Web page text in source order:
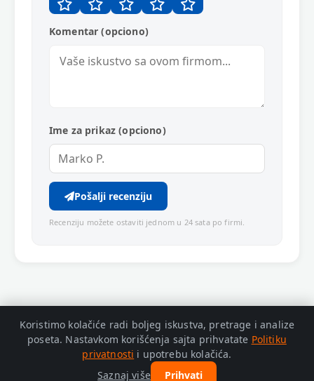
Komentar (opciono)
Ime za prikaz (opciono)
Pošalji recenziju
Recenziju možete ostaviti jednom u 24 sata po firmi.
© 2026 Zaječar Info. Adresa: Trg Oslobođenja bb, Zaječar.
privatnosti
Koristimo kolačiće radi boljeg iskustva, pretrage i analize
poseta. Nastavkom korišćenja sajta prihvatate Politiku
privatnosti i upotrebu kolačića.
Saznaj više
Prihvati